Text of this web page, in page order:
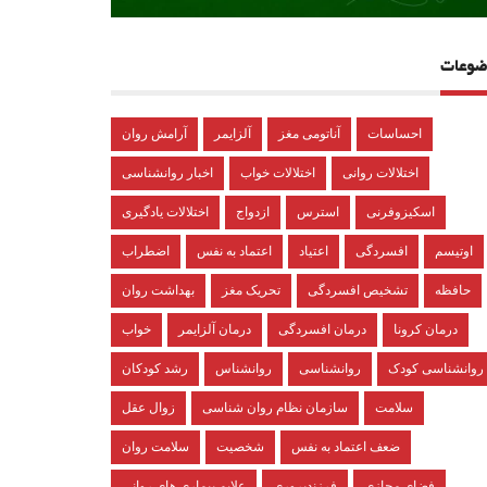
آرامش روان آلزایمر آناتومی مغز احساسات
اخبار روانشناسی اختلالات خواب اختلالات روانی
اختلالات یادگیری ازدواج استرس اسکیزوفرنی
اضطراب اعتماد به نفس اعتیاد افسردگی اوتیسم
بهداشت روان تحریک مغز تشخیص افسردگی حافظه
خواب درمان آلزایمر درمان افسردگی درمان کرونا
رشد کودکان روانشناس روانشناسی روانشناسی کودک
زوال عقل سازمان نظام روان شناسی سلامت
سلامت روان شخصیت ضعف اعتماد به نفس